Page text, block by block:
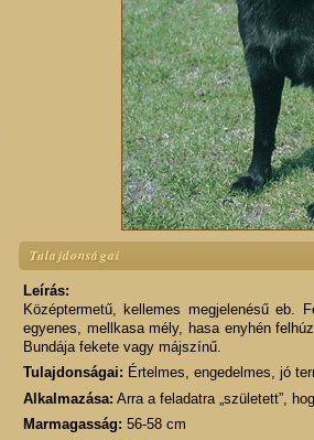
Tulajdonságai
Leírás:
Középtermetű, kellemes megjelenésű eb.
egyenes, mellkasa mély, hasa enyhén
Bundája fekete vagy májszínű.
Tulajdonságai: Értelmes, engedelmes, jó
Alkalmazása: Arra a feladatra „született”,
Marmagasság: 56-58 cm